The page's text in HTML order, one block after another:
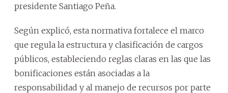
presidente Santiago Peña.
Según explicó, esta normativa fortalece el marco
que regula la estructura y clasificación de cargos
públicos, estableciendo reglas claras en las que las
bonificaciones están asociadas a la
responsabilidad y al manejo de recursos por parte